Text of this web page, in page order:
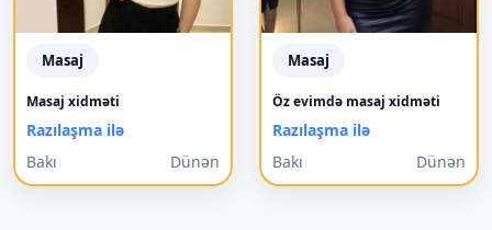
Masaj
Masaj xidməti
Razılaşma ilə
Bakı
Dünən
Masaj
Öz evimdə masaj xidməti
Razılaşma ilə
Bakı
Dünən